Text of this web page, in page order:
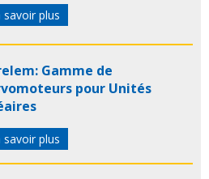
savoir plus
Gamme de
pour Unités
savoir plus